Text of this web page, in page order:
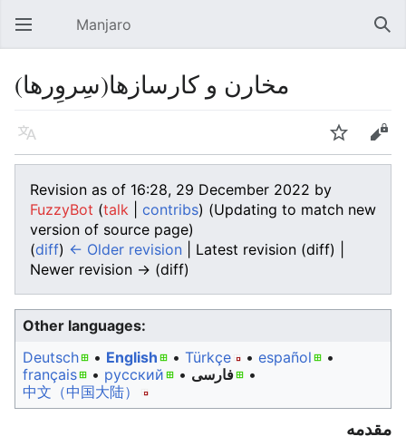
Open main menu Manjaro
مخارن و کارسازها(سِروِرها)
Language Watch Edit
Revision as of 16:28, 29 December 2022 by
FuzzyBot (talk contribs) (Updating to match new
version of source page)
(diff) ← Older revision | Latest revision (diff) |
Newer revision → (diff)
Other languages:
Deutsch
• ‎ English • ‎ Türkçe • ‎ español
•
français • ‎ русский • ‎ فارسی
• ‎
中文（中国大陆）‎
مقدمه